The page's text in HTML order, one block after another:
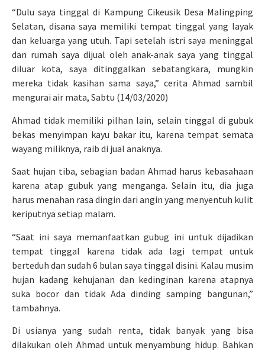
“Dulu saya tinggal di Kampung Cikeusik Desa Malingping
Selatan, disana saya memiliki tempat tinggal yang layak
dan keluarga yang utuh. Tapi setelah istri saya meninggal
dan rumah saya dijual oleh anak-anak saya yang tinggal
diluar kota, saya ditinggalkan sebatangkara, mungkin
mereka tidak kasihan sama saya,” cerita Ahmad sambil
mengurai air mata, Sabtu (14/03/2020)
Ahmad tidak memiliki pilhan lain, selain tinggal di gubuk
bekas menyimpan kayu bakar itu, karena tempat semata
wayang miliknya, raib di jual anaknya.
Saat hujan tiba, sebagian badan Ahmad harus kebasahaan
karena atap gubuk yang menganga. Selain itu, dia juga
harus menahan rasa dingin dari angin yang menyentuh kulit
keriputnya setiap malam.
“Saat ini saya memanfaatkan gubug ini untuk dijadikan
tempat tinggal karena tidak ada lagi tempat untuk
berteduh dan sudah 6 bulan saya tinggal disini. Kalau musim
hujan kadang kehujanan dan kedinginan karena atapnya
suka bocor dan tidak Ada dinding samping bangunan,”
tambahnya.
Di usianya yang sudah renta, tidak banyak yang bisa
dilakukan oleh Ahmad untuk menyambung hidup. Bahkan